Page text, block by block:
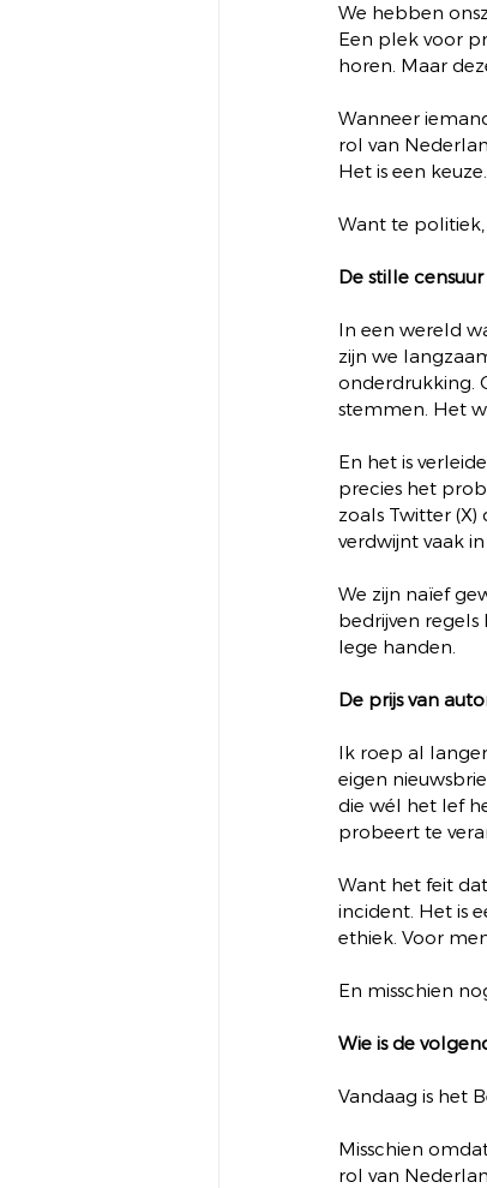
We hebben
Een plek voor
horen. Maar
Wanneer
rol van
Het is een
Want te
De stille censuur
In een wereld
zijn we
onderdrukking.
stemmen. Het
En het is
precies het
zoals Twitter
verdwijnt vaak
We zijn naïef
bedrijven
lege handen.
De prijs van
Ik roep al
eigen
die wél het lef
probeert te
Want het feit
incident. Het is
ethiek. Voor
En misschien
Wie is de
Vandaag is het
Misschien
rol van